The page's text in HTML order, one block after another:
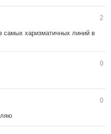
2
самых харизматичных линий в
0
0